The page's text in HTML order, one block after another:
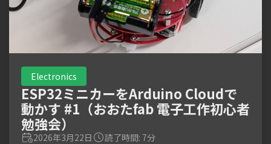
Electronics
ESP32ミニカーをArduino Cloudで
動かす #1（おおたfab 電子工作初心者
勉強会）
2026年3月22日 読了時間: 7分